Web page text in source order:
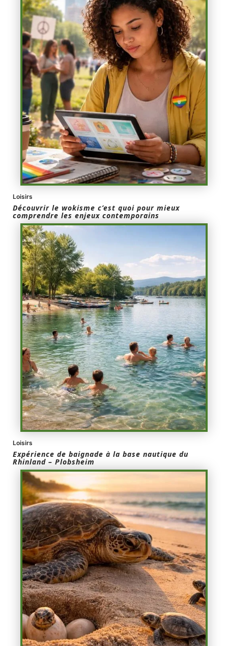
Loisirs
Découvrir le wokisme c’est quoi pour mieux
comprendre les enjeux contemporains
Loisirs
Expérience de baignade à la base nautique du
Rhinland – Plobsheim